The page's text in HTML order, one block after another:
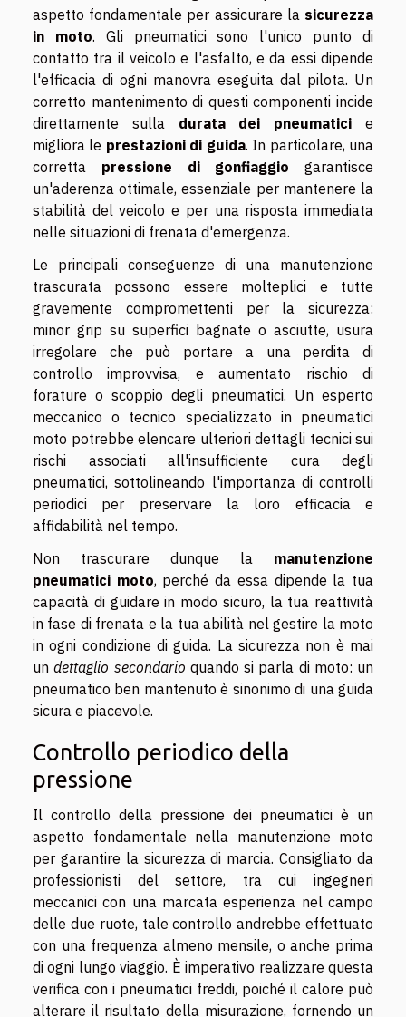
aspetto fondamentale per assicurare la sicurezza
in moto. Gli pneumatici sono l'unico punto di
contatto tra il veicolo e l'asfalto, e da essi dipende
l'efficacia di ogni manovra eseguita dal pilota. Un
corretto mantenimento di questi componenti incide
direttamente sulla durata dei pneumatici e
migliora le prestazioni di guida. In particolare, una
corretta pressione di gonfiaggio garantisce
un'aderenza ottimale, essenziale per mantenere la
stabilità del veicolo e per una risposta immediata
nelle situazioni di frenata d'emergenza.
Le principali conseguenze di una manutenzione
trascurata possono essere molteplici e tutte
gravemente compromettenti per la sicurezza:
minor grip su superfici bagnate o asciutte, usura
irregolare che può portare a una perdita di
controllo improvvisa, e aumentato rischio di
forature o scoppio degli pneumatici. Un esperto
meccanico o tecnico specializzato in pneumatici
moto potrebbe elencare ulteriori dettagli tecnici sui
rischi associati all'insufficiente cura degli
pneumatici, sottolineando l'importanza di controlli
periodici per preservare la loro efficacia e
affidabilità nel tempo.
Non trascurare dunque la manutenzione
pneumatici moto, perché da essa dipende la tua
capacità di guidare in modo sicuro, la tua reattività
in fase di frenata e la tua abilità nel gestire la moto
in ogni condizione di guida. La sicurezza non è mai
undettaglio secondario quando si parla di moto: un
pneumatico ben mantenuto è sinonimo di una guida
sicura e piacevole.
Controllo periodico della
pressione
Il controllo della pressione dei pneumatici è un
aspetto fondamentale nella manutenzione moto
per garantire la sicurezza di marcia. Consigliato da
professionisti del settore, tra cui ingegneri
meccanici con una marcata esperienza nel campo
delle due ruote, tale controllo andrebbe effettuato
con una frequenza almeno mensile, o anche prima
di ogni lungo viaggio. È imperativo realizzare questa
verifica con i pneumatici freddi, poiché il calore può
alterare il risultato della misurazione, fornendo un